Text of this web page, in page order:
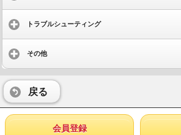
トラブルシューティング
その他
戻る
会員登録